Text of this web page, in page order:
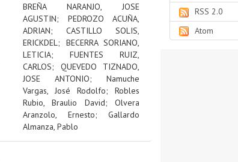
BREÑA NARANJO, JOSE
AGUSTIN; PEDROZO ACUÑA,
ADRIAN; CASTILLO SOLIS,
ERICKDEL; BECERRA SORIANO,
LETICIA; FUENTES RUIZ,
CARLOS; QUEVEDO TIZNADO,
JOSE ANTONIO; Namuche
Vargas, José Rodolfo; Robles
Rubio, Braulio David;Olvera
Aranzolo, Ernesto; Gallardo
Almanza, Pablo
RSS 2.0
Atom